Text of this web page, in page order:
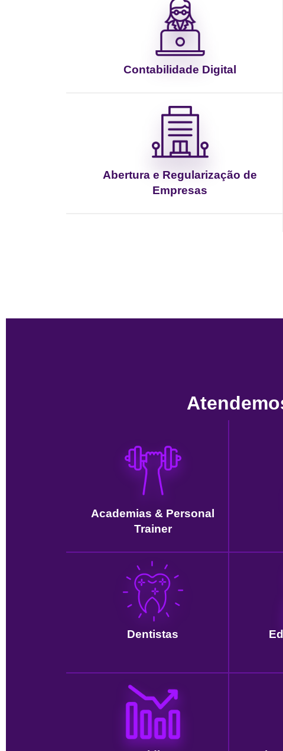
Contabilidade Digital
Abertura e Regularização de
Empresas
Academias & Personal
Trainer
Dentistas